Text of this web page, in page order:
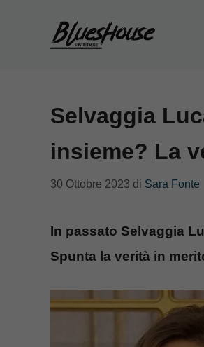
Selvaggia
insieme? La
30 Ottobre 2023 di Sara Fonte
In passato Selvaggia
Spunta la verità in